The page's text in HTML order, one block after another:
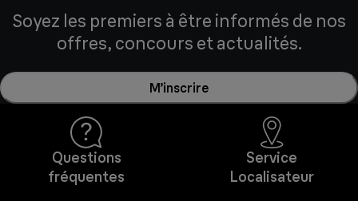
Soyez les premiers à être informés de nos
offres, concours et actualités.
M’inscrire
Questions
fréquentes
Service
Localisateur